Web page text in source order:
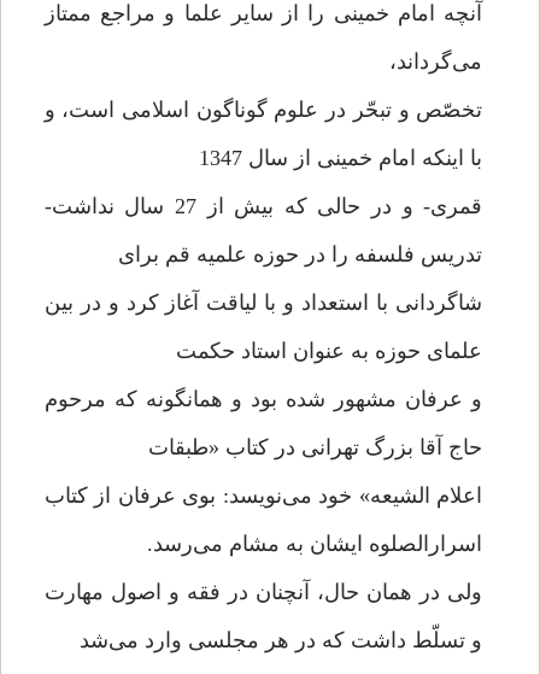
آنچه امام خمینی را از سایر علما و مراجع ممتاز
می‌گرداند،
تخصّص و تبحّر در علوم گوناگون اسلامی است، و
با اینکه امام خمینی از سال 1347
قمری- و در حالی که بیش از 27 سال نداشت-
تدریس فلسفه را در حوزه علمیه قم برای
شاگردانی با استعداد و با لیاقت آغاز کرد و در بین
علمای حوزه به عنوان استاد حکمت
و عرفان مشهور شده بود و همانگونه که مرحوم
حاج آقا بزرگ تهرانی در کتاب «طبقات
اعلام الشیعه» خود می‌نویسد: بوی عرفان از کتاب
اسرارالصلوه ایشان به مشام می‌رسد.
ولی در همان حال، آنچنان در فقه و اصول مهارت
و تسلّط داشت که در هر مجلسی وارد می‌شد